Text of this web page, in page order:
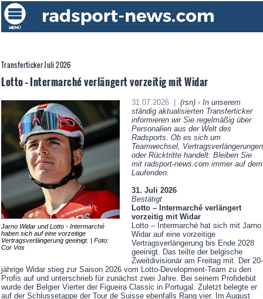
Transferticker Juli 2026
Lotto – Intermarché verlängert vorzeitig mit Widar
Jarno Widar und Lotto - Intermarché
haben sich auf eine vorzeitige
Vertragsverlängerung geeinigt. | Foto:
Cor Vos
31.07.2026 |
(rsn) - In unserem
ständig aktualisierten Transferticker
informieren wir Sie regelmäßig über
Personalien aus der Welt des
Radsports. Ob es sich um
Teamwechsel, Vertragsverlängerungen
oder Rücktritte handelt: Bleiben Sie
mit radsport-news.com immer auf dem
Laufenden.
31. Juli 2026
Bestätigt
Lotto – Intermarché verlängert
vorzeitig mit Widar
Lotto – Intermarché hat sich mit Jarno
Widar auf eine vorzeitige
Vertragsverlängerung bis Ende 2028
geeinigt. Das teilte der belgische
Zweitdivisionär am Freitag mit. Der 20-
jährige Widar stieg zur Saison 2026 vom Lotto-Development-Team zu den
Profis auf und unterschrieb für zunächst zwei Jahre. Bei seinem Profidebüt
wurde der Belgier Vierter der Figueira Classic in Portugal. Zuletzt belegte er
auf der Schlussetappe der Tour de Suisse ebenfalls Rang vier. Im August